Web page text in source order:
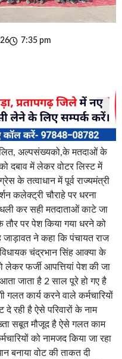
7:35 pm
दलित, अल्पसंख्यको,के मतदाओं के
दबाव में लेकर वोटर लिस्ट में
के तत्वाधान में पूर्व राज्यमंत्री
कलेक्ट्री चौराहे पर धरना
कर सही मतदाताओं काटे जा
पर पेश किया गया धरने को
जाड़ावत ने कहा कि पंचायत राज
चंद्रभान सिंह आक्या के
लेकर फर्जी आपत्तियां पेश की जा
जाता है 2 साल पूरे हो गए है
कार्य करने वाले कर्मचारियों
दे रही है ऐसे परिवारों के नाम
सबूत मौजूद है ऐसे गलत काम
को नामजद किया जा रहा
बनाया वोट की ताकत दी